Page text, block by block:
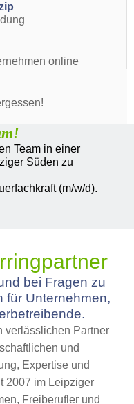
online
Team in einer
Süden zu
(m/w/d).
bei Fragen zu
für Unternehmen,
verlässlichen Partner
und
Expertise und
2007 im Leipziger
Freiberufler und